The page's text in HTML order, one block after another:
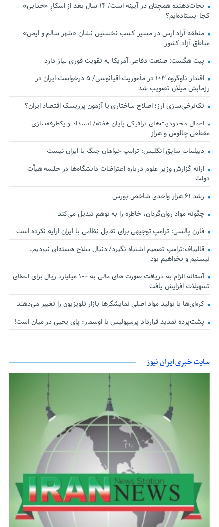
نجات‌دهنده‌ همچنان در آیینه است/ ۱۴ سال بعد از اسکارِ «جدایی»
کجا ایستاده‌ایم؟
منطقه آزاد ارس در مسیر کسب نخستین نشان «شهر سالم و ایمن»
مناطق آزاد کشور
پیت هگست: صنعت دفاعی آمریکا به تقویت فوری نیاز دارد
اقتدار ناوگروه ۱۰۳ در مأموریت‌ اقیانوسی/ ۵ درخواست ایران در
رزمایش میلان تصویب شد
تک‌نرخی‌سازی ارز؛ اصلاح ساختاری یا آزمون پرریسک اقتصاد ایران؟
اعمال محدودیت‌های ترافیکی پایان هفته/ انسداد و یکطرفه‌سازی
مقطعی چالوس و هراز
دیپلمات سابق انگلیس:‌ ترامپ خواهان جنگ با ایران نیست
ارائه گزارش وزیر علوم درباره اعتراضات دانشگاه‌ها در جلسه هیأت
دولت
رشد ۶۱ هزار واحدی شاخص بورس
چگونه مواد روان‌گردان، خاطره را به توهم تبدیل می‌کند
فارن پالسی: ترامپ توجیهی برای تقابل نظامی با ایران ارایه نکرده است
قالیباف:ترامپ تصمیم اشتباه نگیرد/ دنبال سلاح هسته‌ای نبودیم،
نیستیم و نخواهیم بود
آستانه الزام به دریافت صورت های مالی به ۱۰۰ میلیارد ریال برای اعطای
تسهیلات افزایش یافت
کره‌ای‌ها با تولید مواد اصلی نمایشگرها بازار تلویزیون را تغییر می‌دهند
پشت‌پرده تمدید قرارداد پرسپولیس با اوسمار؛ پای یحیی در میان است!
سایت خبری ایران نیوز